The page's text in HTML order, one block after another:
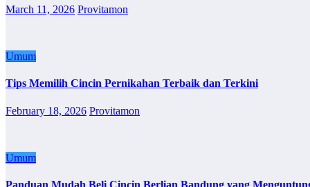
March 11, 2026 Provitamon
Umum
Tips Memilih Cincin Pernikahan Terbaik dan Terkini
February 18, 2026 Provitamon
Umum
Panduan Mudah Beli Cincin Berlian Bandung yang